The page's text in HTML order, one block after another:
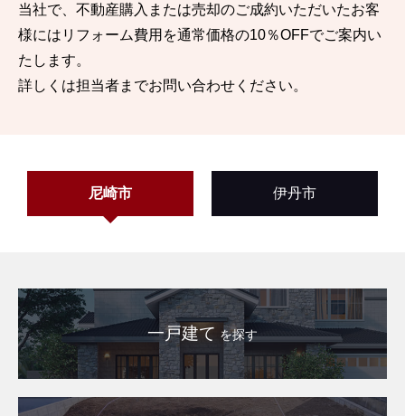
当社で、不動産購入または売却のご成約いただいたお客
様には リフォーム費用を通常価格の10％OFFでご案内い
たします。
詳しくは担当者までお問い合わせください。
尼崎市 伊丹市
一戸建て を探す